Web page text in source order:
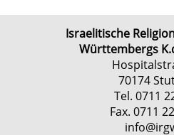
Israelitische
Württembergs
70174
Tel. 0711
Fax. 0711